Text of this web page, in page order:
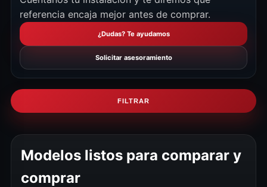
referencia encaja mejor antes de comprar.
¿Dudas? Te ayudamos
Solicitar asesoramiento
FILTRAR
Modelos listos para comparar y
comprar